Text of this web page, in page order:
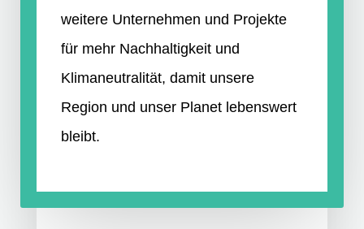
weitere Unternehmen und Projekte
für mehr Nachhaltigkeit und
Klimaneutralität, damit unsere
Region und unser Planet lebenswert
bleibt.